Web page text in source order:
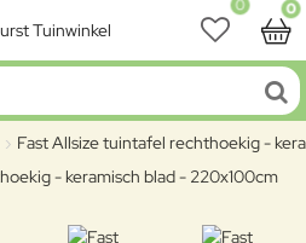
0 0
Fast Allsize tuintafel rechthoekig -